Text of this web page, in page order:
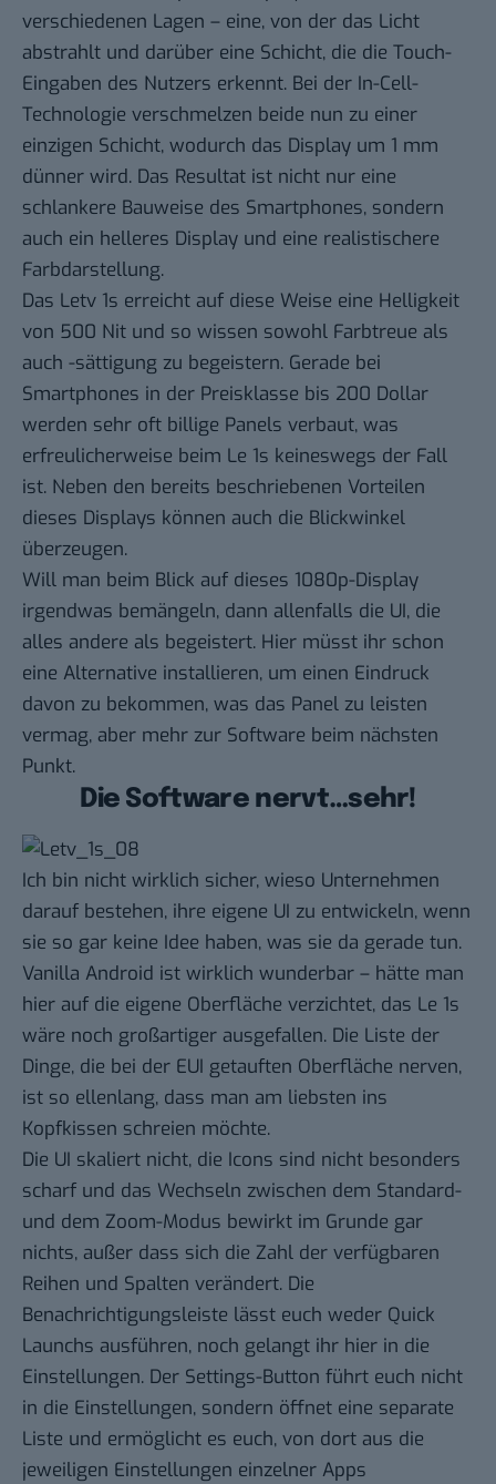
verschiedenen Lagen – eine, von der das Licht
abstrahlt und darüber eine Schicht, die die Touch-
Eingaben des Nutzers erkennt. Bei der In-Cell-
Technologie verschmelzen beide nun zu einer
einzigen Schicht, wodurch das Display um 1 mm
dünner wird. Das Resultat ist nicht nur eine
schlankere Bauweise des Smartphones, sondern
auch ein helleres Display und eine realistischere
Farbdarstellung.
Das Letv 1s erreicht auf diese Weise eine Helligkeit
von 500 Nit und so wissen sowohl Farbtreue als
auch -sättigung zu begeistern. Gerade bei
Smartphones in der Preisklasse bis 200 Dollar
werden sehr oft billige Panels verbaut, was
erfreulicherweise beim Le 1s keineswegs der Fall
ist. Neben den bereits beschriebenen Vorteilen
dieses Displays können auch die Blickwinkel
überzeugen.
Will man beim Blick auf dieses 1080p-Display
irgendwas bemängeln, dann allenfalls die UI, die
alles andere als begeistert. Hier müsst ihr schon
eine Alternative installieren, um einen Eindruck
davon zu bekommen, was das Panel zu leisten
vermag, aber mehr zur Software beim nächsten
Punkt.
Die Software nervt…sehr!
Ich bin nicht wirklich sicher, wieso Unternehmen
darauf bestehen, ihre eigene UI zu entwickeln, wenn
sie so gar keine Idee haben, was sie da gerade tun.
Vanilla Android ist wirklich wunderbar – hätte man
hier auf die eigene Oberfläche verzichtet, das Le 1s
wäre noch großartiger ausgefallen. Die Liste der
Dinge, die bei der EUI getauften Oberfläche nerven,
ist so ellenlang, dass man am liebsten ins
Kopfkissen schreien möchte.
Die UI skaliert nicht, die Icons sind nicht besonders
scharf und das Wechseln zwischen dem Standard-
und dem Zoom-Modus bewirkt im Grunde gar
nichts, außer dass sich die Zahl der verfügbaren
Reihen und Spalten verändert. Die
Benachrichtigungsleiste lässt euch weder Quick
Launchs ausführen, noch gelangt ihr hier in die
Einstellungen. Der Settings-Button führt euch nicht
in die Einstellungen, sondern öffnet eine separate
Liste und ermöglicht es euch, von dort aus die
jeweiligen Einstellungen einzelner Apps